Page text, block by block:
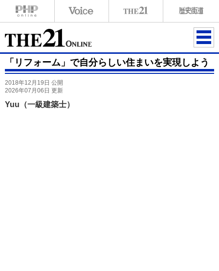
ME
NU
「リフォーム」で自分らしい住まいを実現しよう
2018年12月19日 公開
2026年07月06日 更新
Yuu（一級建築士）